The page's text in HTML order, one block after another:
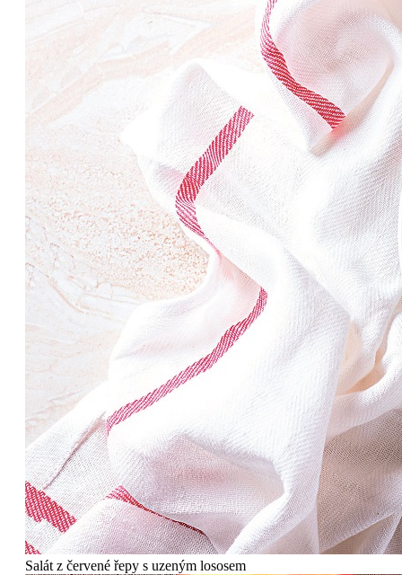
Salát z červené řepy s uzeným lososem